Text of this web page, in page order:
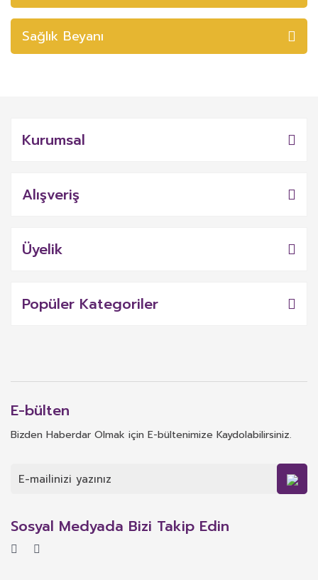
Sağlık Beyanı
Kurumsal
Alışveriş
Üyelik
Popüler Kategoriler
E-bülten
Bizden Haberdar Olmak için E-bültenimize Kaydolabilirsiniz.
Sosyal Medyada Bizi Takip Edin